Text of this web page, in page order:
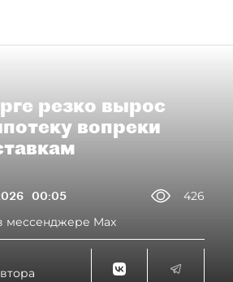
резко вырос
вопреки
00:05
426
мессенджере Max